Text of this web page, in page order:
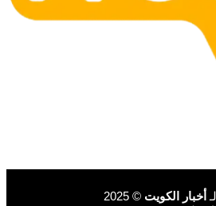
أخبار الكويت © 2025